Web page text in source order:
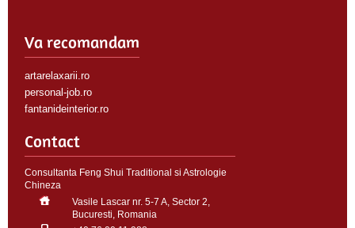
Va recomandam
artarelaxarii.ro
personal-job.ro
fantanideinterior.ro
Contact
Consultanta Feng Shui Traditional si Astrologie
Chineza
Vasile Lascar nr. 5-7 A, Sector 2,
Bucuresti, Romania